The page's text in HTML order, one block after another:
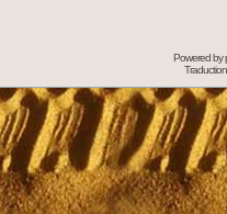
Powered by